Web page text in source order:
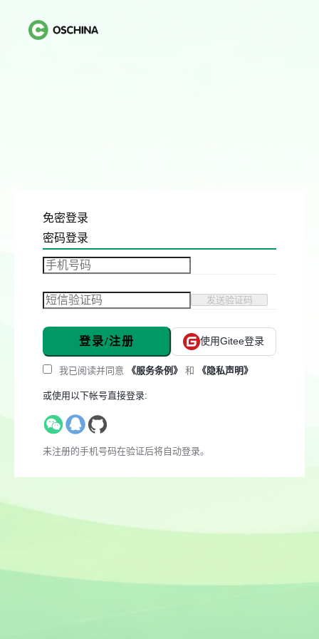
免密登录
密码登录
发送验证码
登录/注册 使用Gitee登录
我已阅读并同意 《服务条例》 和 《隐私声明》
或使用以下帐号直接登录:
未注册的手机号码在验证后将自动登录。